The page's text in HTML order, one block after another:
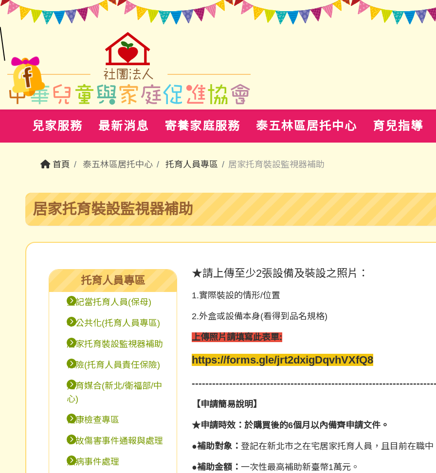
兒家服務 最新消息 寄養家庭服務 泰五林區居托中心 育兒指導
首頁 泰五林區居托中心 托育人員專區 居家托育裝設監視器補助
居家托育裝設監視器補助
托育人員專區
登記當托育人員(保母)
準公共化(托育人員專區)
居家托育裝設監視器補助
保險(托育人員責任保險)
托育媒合(新北/衛福部/中
心)
健康檢查專區
事故傷害事件通報與處理
疾病事件處理
★請上傳至少2張設備及裝設之照片：
1.實際裝設的情形/位置
2.外盒或設備本身(看得到品名規格)
上傳照片請填寫此表單:
https://forms.gle/jrt2dxigDqvhVXfQ8
【申請簡易說明】
★申請時效：於購買後的6個月以內備齊申請文件。
●補助對象： 登記在新北市之在宅居家托育人員，且目前在職中
●補助金額： 一次性最高補助新臺幣1萬元。